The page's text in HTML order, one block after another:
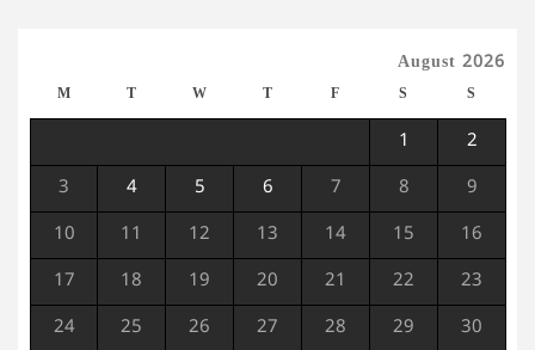
August 2026
M T W T F S S
1 2
3 4 5 6 7 8 9
10 11 12 13 14 15 16
17 18 19 20 21 22 23
24 25 26 27 28 29 30